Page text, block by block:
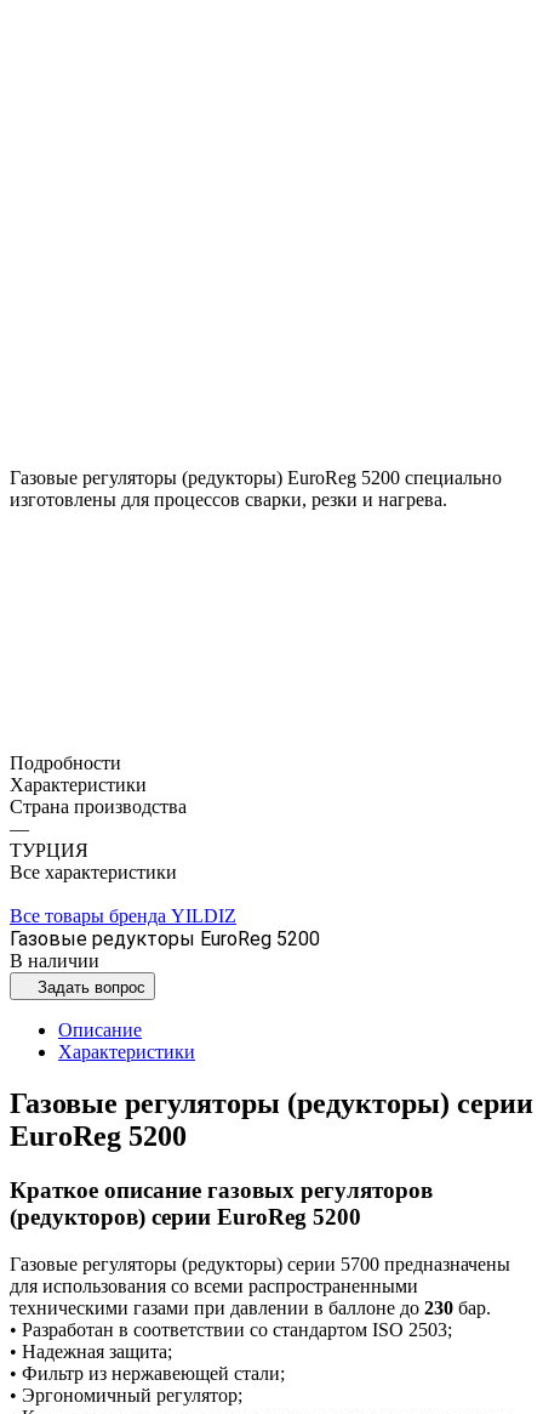
Газовые регуляторы (редукторы) EuroReg 5200 специально
изготовлены для процессов сварки, резки и нагрева.
Подробности
Характеристики
Страна производства
—
ТУРЦИЯ
Все характеристики
Все товары бренда YILDIZ
Газовые редукторы EuroReg 5200
В наличии
Задать вопрос
Описание
Характеристики
Газовые регуляторы (редукторы) серии
EuroReg 5200
Краткое описание газовых регуляторов
(редукторов) серии EuroReg 5200
Газовые регуляторы (редукторы) серии 5700 предназначены
для использования со всеми распространенными
техническими газами при давлении в баллоне до 230 бар.
• Разработан в соответствии со стандартом ISO 2503;
• Надежная защита;
• Фильтр из нержавеющей стали;
• Эргономичный регулятор;